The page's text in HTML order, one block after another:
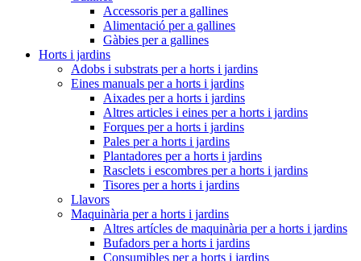
Accessoris per a gallines
Alimentació per a gallines
Gàbies per a gallines
Horts i jardins
Adobs i substrats per a horts i jardins
Eines manuals per a horts i jardins
Aixades per a horts i jardins
Altres articles i eines per a horts i jardins
Forques per a horts i jardins
Pales per a horts i jardins
Plantadores per a horts i jardins
Rasclets i escombres per a horts i jardins
Tisores per a horts i jardins
Llavors
Maquinària per a horts i jardins
Altres artícles de maquinària per a horts i jardins
Bufadors per a horts i jardins
Consumibles per a horts i jardins